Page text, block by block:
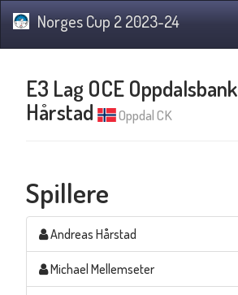
Norges Cup 2 2023-24
E3 Lag OCE
Hårstad
Oppdal CK
Spillere
Andreas Hårstad
Michael Mellemseter